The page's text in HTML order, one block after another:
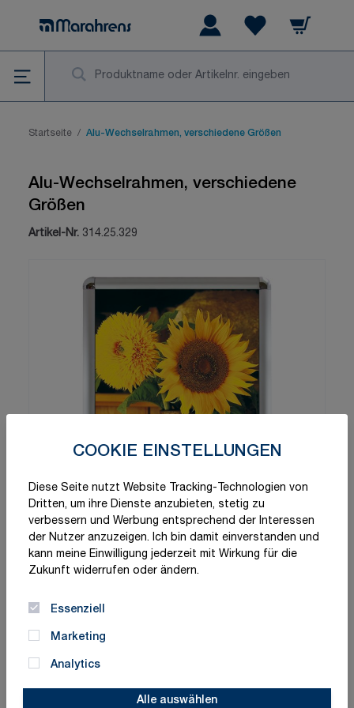
COOKIE EINSTELLUNGEN
Diese Seite nutzt Website Tracking-Technologien von
Dritten, um ihre Dienste anzubieten, stetig zu
verbessern und Werbung entsprechend der Interessen
der Nutzer anzuzeigen. Ich bin damit einverstanden und
kann meine Einwilligung jederzeit mit Wirkung für die
Zukunft widerrufen oder ändern.
Essenziell
Marketing
Analytics
Alle auswählen
Warenkorb
Startseite / Alu-Wechselrahmen, verschiedene Größen
Alu-Wechselrahmen, verschiedene
Größen
Artikel-Nr. 314.25.329